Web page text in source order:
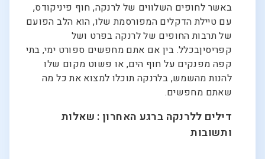
באשר לחופים השלווים של לרנקה, חוף פיניקודס,
עם טיילת הדקלים המפורסמת שלו, הוא הלב הפועם
של תרבות החופים של לרנקה בפרט ושל
קפריסיןבכלל. בין אם אתם מחפשים ספורט ימי, בתי
קפה מפנקים על חוף הים, או פשוט מקום שלו
להנות מהשמש, בלרנקה תוכלו למצוא את כל מה
שאתם מחפשים.
דילים ללרנקה ברגע האחרון : שאלות
ותשובות